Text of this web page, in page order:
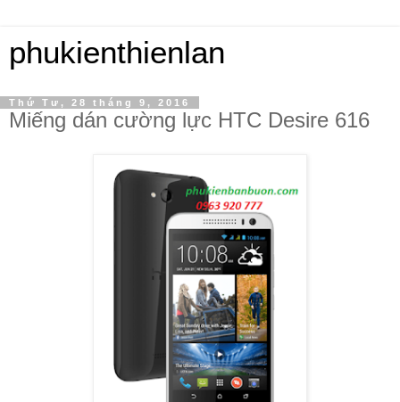
phukienthienlan
Thứ Tư, 28 tháng 9, 2016
Miếng dán cường lực HTC Desire 616